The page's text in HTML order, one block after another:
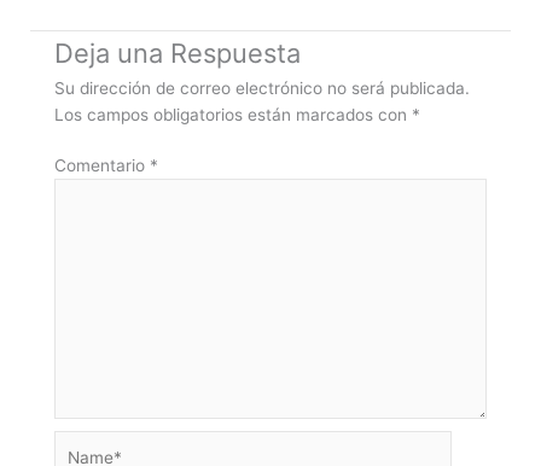
Deja una Respuesta
Su dirección de correo electrónico no será publicada.
Los campos obligatorios están marcados con *
Comentario *